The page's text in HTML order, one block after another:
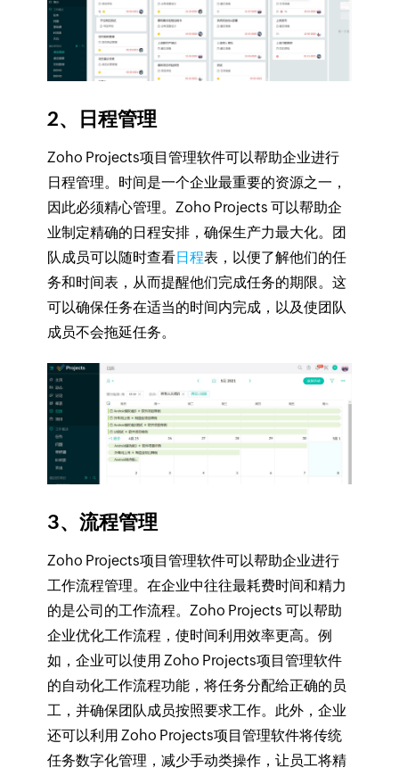
2、日程管理
Zoho Projects项目管理软件可以帮助企业进行
日程管理。时间是一个企业最重要的资源之一，
因此必须精心管理。Zoho Projects 可以帮助企
业制定精确的日程安排，确保生产力最大化。团
队成员可以随时查看日程表，以便了解他们的任
务和时间表，从而提醒他们完成任务的期限。这
可以确保任务在适当的时间内完成，以及使团队
成员不会拖延任务。
3、流程管理
Zoho Projects项目管理软件可以帮助企业进行
工作流程管理。在企业中往往最耗费时间和精力
的是公司的工作流程。Zoho Projects 可以帮助
企业优化工作流程，使时间利用效率更高。例
如，企业可以使用 Zoho Projects项目管理软件
的自动化工作流程功能，将任务分配给正确的员
工，并确保团队成员按照要求工作。此外，企业
还可以利用 Zoho Projects项目管理软件将传统
任务数字化管理，减少手动类操作，让员工将精